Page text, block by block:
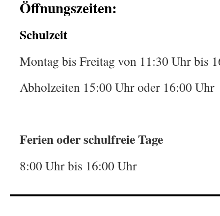
Öffnungszeiten:
Schulzeit
Montag bis Freitag von 11:30 Uhr bis
Abholzeiten 15:00 Uhr oder 16:00 Uhr
Ferien oder schulfreie Tage
8:00 Uhr bis 16:00 Uhr